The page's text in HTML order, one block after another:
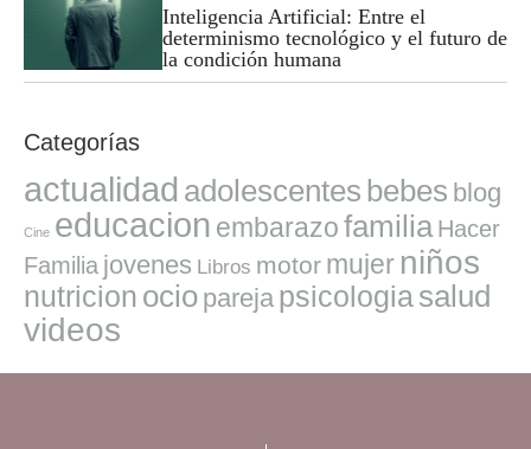
Inteligencia Artificial: Entre el
determinismo tecnológico y el futuro de
la condición humana
Categorías
actualidad adolescentes bebes blog
Cine educacion embarazofamilia Hacer
Familia jovenes Libros motor mujer niños
nutricion ocio pareja psicologiasalud
videos